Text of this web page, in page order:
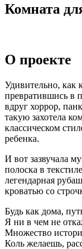
Комната
О проекте
Удивительно, как
превратившись в
вдруг хоррор,
такую захотела
классическом
ребенка.
И вот зазвучала
полоска в
легендарная
кроватью со
Будь как дома,
Я ни в чем не
Множество
Коль желаешь,